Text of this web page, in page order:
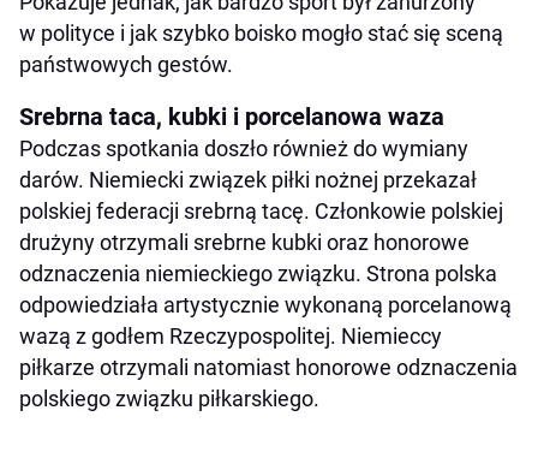
w polityce i jak szybko boisko mogło stać się sceną
państwowych gestów.
Srebrna taca, kubki i porcelanowa waza
Podczas spotkania doszło również do wymiany
darów. Niemiecki związek piłki nożnej przekazał
polskiej federacji srebrną tacę. Członkowie polskiej
drużyny otrzymali srebrne kubki oraz honorowe
odznaczenia niemieckiego związku. Strona polska
odpowiedziała artystycznie wykonaną porcelanową
wazą z godłem Rzeczypospolitej. Niemieccy
piłkarze otrzymali natomiast honorowe odznaczenia
polskiego związku piłkarskiego.